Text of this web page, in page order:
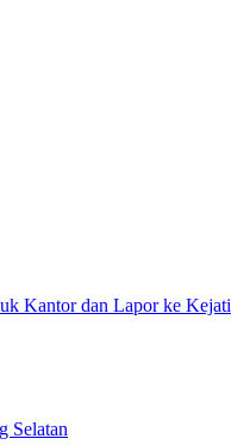
Kantor dan Lapor ke Kejati
Selatan